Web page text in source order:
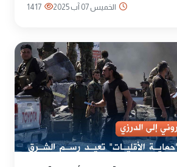
الخميس 07 آب 2025 1417